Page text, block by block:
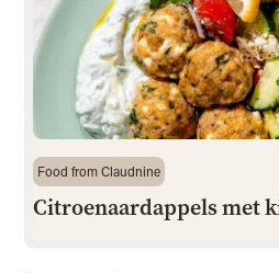
Food from Claudnine
Citroenaardappels met